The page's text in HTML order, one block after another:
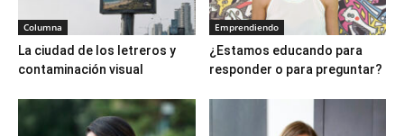
Columna
La ciudad de los letreros y
contaminación visual
Emprendiendo
¿Estamos educando para
responder o para preguntar?